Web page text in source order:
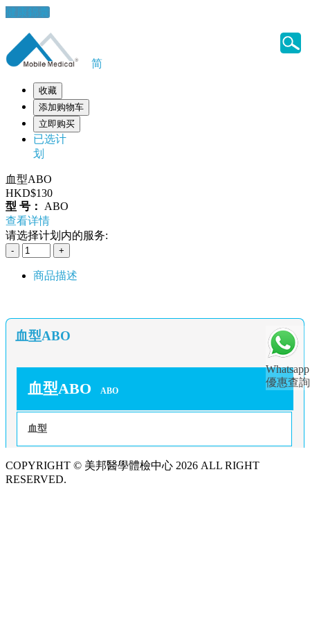
健康錦囊
Whatsapp
優惠查詢
简
收藏
添加购物车
立即购买
已选计
划
血型ABO
HKD$130
型 号：
ABO
查看详情
请选择计划内的服务:
商品描述
血型ABO
血型ABO ABO
血型
COPYRIGHT © 美邦醫學體檢中心 2026 ALL RIGHT
RESERVED.